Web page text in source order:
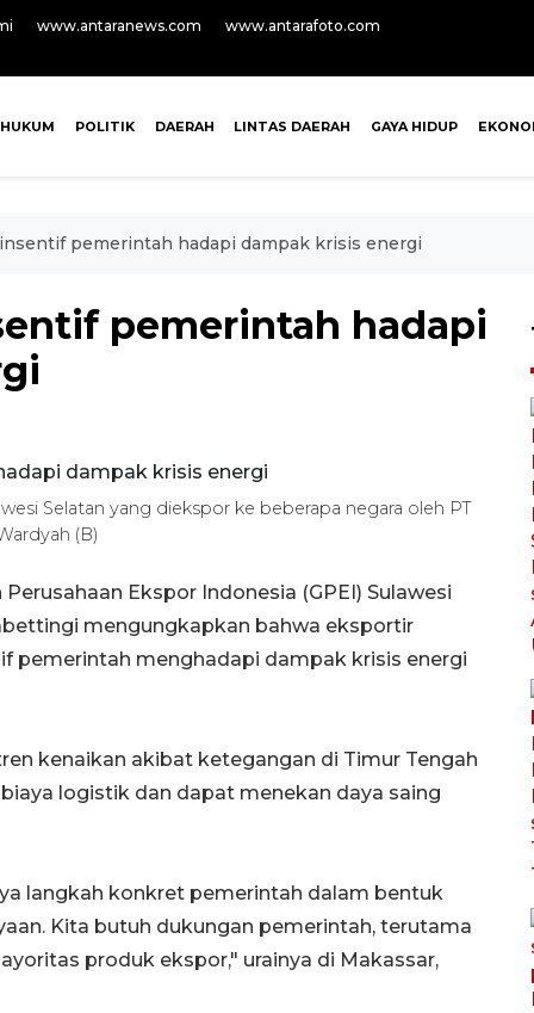
www.antaranews.com
www.antarafoto.com
HUKUM POLITIK DAERAH LINTAS DAERAH GAYA HIDUP
pemerintah hadapi dampak krisis energi
pemerintah hadapi
Selatan yang diekspor ke beberapa negara oleh PT
(B)
Ekspor Indonesia (GPEI) Sulawesi
mengungkapkan bahwa eksportir
pemerintah menghadapi dampak krisis energi
kenaikan akibat ketegangan di Timur Tengah
logistik dan dapat menekan daya saing
langkah konkret pemerintah dalam bentuk
Kita butuh dukungan pemerintah, terutama
produk ekspor," urainya di Makassar,